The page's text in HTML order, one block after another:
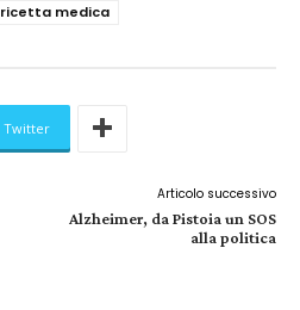
ricetta medica
Twitter
Articolo successivo
Alzheimer, da Pistoia un SOS
alla politica